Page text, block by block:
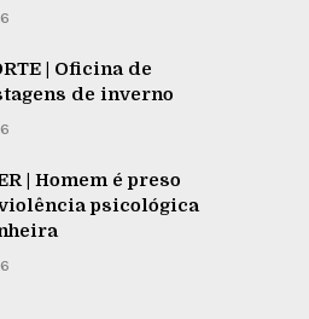
| Oficina de
de inverno
| Homem é preso
psicológica